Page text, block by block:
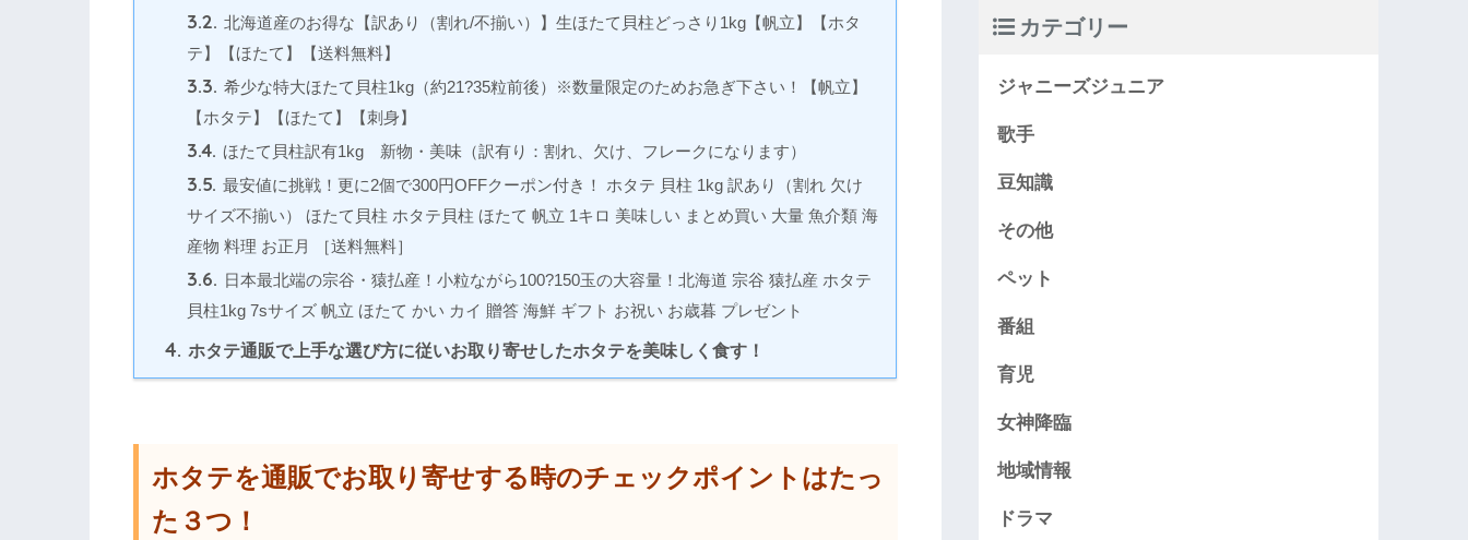
3.2. 北海道産のお得な【訳あり（割れ/不揃い）】生ほたて貝柱どっさり1kg【帆立】【ホタ
テ】【ほたて】【送料無料】
3.3. 希少な特大ほたて貝柱1kg（約21?35粒前後）※数量限定のためお急ぎ下さい！【帆立】
【ホタテ】【ほたて】【刺身】
3.4. ほたて貝柱訳有1kg 新物・美味（訳有り：割れ、欠け、フレークになります）
3.5. 最安値に挑戦！更に2個で300円OFFクーポン付き！ ホタテ 貝柱 1kg 訳あり（割れ 欠け
サイズ不揃い） ほたて貝柱 ホタテ貝柱 ほたて 帆立 1キロ 美味しい まとめ買い 大量 魚介類 海
産物 料理 お正月 ［送料無料］
3.6. 日本最北端の宗谷・猿払産！小粒ながら100?150玉の大容量！北海道 宗谷 猿払産 ホタテ
貝柱1kg 7sサイズ 帆立 ほたて かい カイ 贈答 海鮮 ギフト お祝い お歳暮 プレゼント
4. ホタテ通販で上手な選び方に従いお取り寄せしたホタテを美味しく食す！
ホタテを通販でお取り寄せする時のチェックポイントはたっ
た３つ！
カテゴリー
ジャニーズジュニア
歌手
豆知識
その他
ペット
番組
育児
女神降臨
地域情報
ドラマ